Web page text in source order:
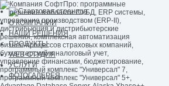
О КОМПАНИИ
НАШИ РЕШЕНИЯ
ПРОДУКТЫ
WEB-СТУДИЯ
УСЛУГИ
ФОТОГАЛЕРЕЯ